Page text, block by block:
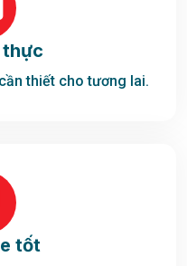
thực
thiết cho tương lai.
tốt